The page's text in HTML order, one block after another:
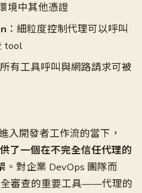
境中其他憑證
：細粒度控制代理可以呼叫
tool
有工具呼叫與網路請求可被
入開發者工作流的當下，
了一個在不完全信任代理的
。對企業 DevOps 團隊而
全審查的重要工具——代理的